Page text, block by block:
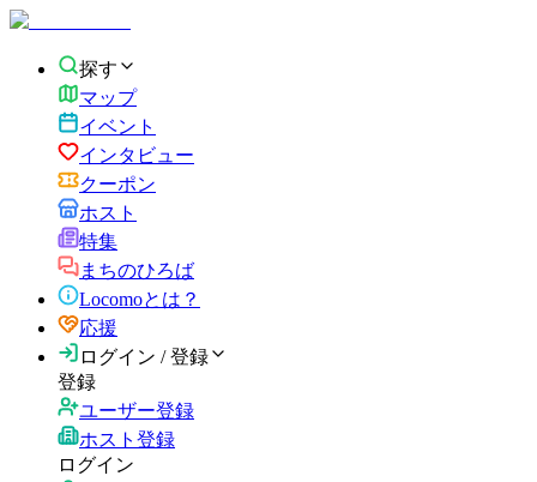
探す
マップ
イベント
インタビュー
クーポン
ホスト
特集
まちのひろば
Locomoとは？
応援
ログイン / 登録
登録
ユーザー登録
ホスト登録
ログイン